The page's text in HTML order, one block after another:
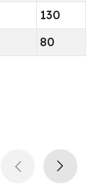
130
80